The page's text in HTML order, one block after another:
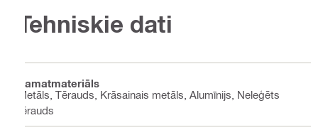
Tehniskie dati
Pamatmateriāls
Metāls, Tērauds, Krāsainais metāls, Alumīnijs, Neleģēts
tērauds